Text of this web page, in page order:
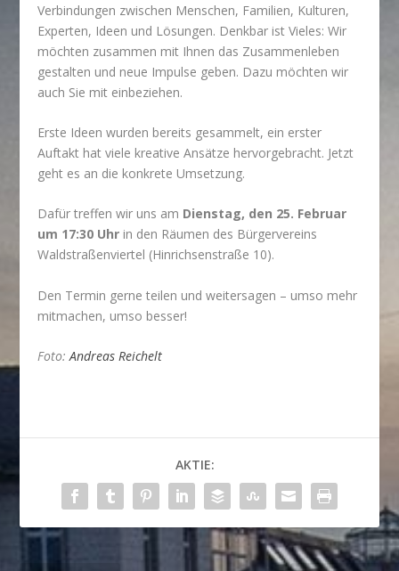
Verbindungen zwischen Menschen, Familien, Kulturen,
Experten, Ideen und Lösungen. Denkbar ist Vieles: Wir
möchten zusammen mit Ihnen das Zusammenleben
gestalten und neue Impulse geben. Dazu möchten wir
auch Sie mit einbeziehen.
Erste Ideen wurden bereits gesammelt, ein erster
Auftakt hat viele kreative Ansätze hervorgebracht. Jetzt
geht es an die konkrete Umsetzung.
Dafür treffen wir uns am Dienstag, den 25. Februar
um 17:30 Uhr in den Räumen des Bürgervereins
Waldstraßenviertel (Hinrichsenstraße 10).
Den Termin gerne teilen und weitersagen – umso mehr
mitmachen, umso besser!
Foto:Andreas Reichelt
AKTIE: